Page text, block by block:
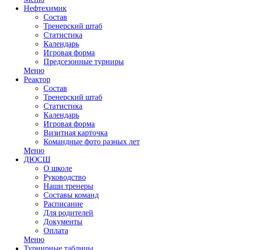
Нефтехимик
Состав
Тренерский штаб
Статистика
Календарь
Игровая форма
Предсезонные турниры
Меню
Реактор
Состав
Тренерский штаб
Статистика
Календарь
Игровая форма
Визитная карточка
Командные фото разных лет
Меню
ДЮСШ
О школе
Руководство
Наши тренеры
Составы команд
Расписание
Для родителей
Документы
Оплата
Меню
Турнирные таблицы